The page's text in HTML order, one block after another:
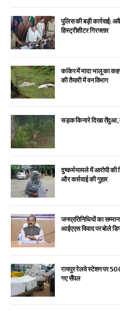
पुलिस की बड़ी कार्रवाई:
हिस्ट्रीशीटर गिरफ्तार
कांकेर में मादा भालू का
की तैयारी में वन विभाग
सड़क किनारे दिखा तेंदुआ,
दुष्कर्म मामले में आरोपी की
और कार्रवाई की गुहार
जनप्रतिनिधियों का
आईएएस विवाद पर बोले
रायपुर रेलवे स्टेशन पर
गए सैंपल